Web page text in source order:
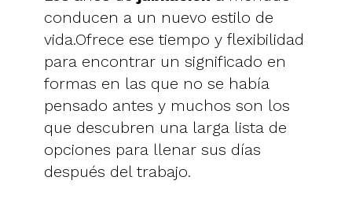
conducen a un nuevo estilo de
vida.Ofrece ese tiempo y flexibilidad
para encontrar un significado en
formas en las que no se había
pensado antes y muchos son los
que descubren una larga lista de
opciones para llenar sus días
después del trabajo.